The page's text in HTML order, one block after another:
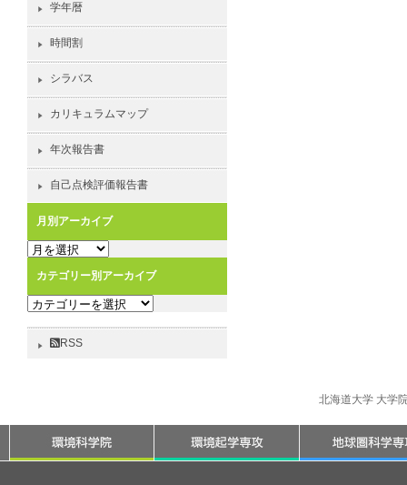
学年暦
時間割
シラバス
カリキュラムマップ
年次報告書
自己点検評価報告書
月別アーカイブ
月
ー
カ
イ
カテゴリー別アーカイブ
カ
ゴ
カ
RSS
北海道大学 大学